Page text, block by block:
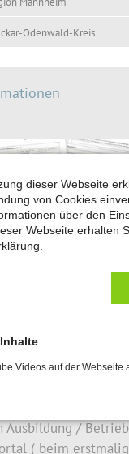
Odenwald-Kreis
Ausbildung /
( beim
dieser Webseite
von Cookies
über den
Webseite erhalten
Videos auf der Webseite